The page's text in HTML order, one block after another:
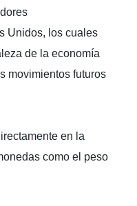
Unidos, los cuales
de la economía
movimientos futuros
en la
como el peso